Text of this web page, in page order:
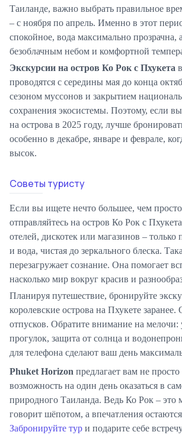
Таиланде, важно выбрать правильное
– с ноября по апрель. Именно в этот
спокойное, вода максимально прозрачна,
безоблачным небом и комфортной
Экскурсии на остров Ко Рок с Пхукета
проводятся с середины мая до конца
сезоном муссонов и закрытием
сохранения экосистемы. Поэтому, если
на острова в 2025 году, лучше
особенно в декабре, январе и феврале,
высок.
Советы туристу
Если вы ищете нечто большее, чем
отправляйтесь на остров Ко Рок с
отелей, дискотек или магазинов –
и вода, чистая до зеркального блеска.
перезагружает сознание. Она помогает
насколько мир вокруг красив и
Планируя путешествие, бронируйте
королевские острова на Пхукете заранее.
отпусков. Обратите внимание на мелочи:
прогулок, защита от солнца и
для телефона сделают ваш день
Phuket Horizon предлагает вам не
возможность на один день оказаться в
природного Таиланда. Ведь Ко Рок – это
говорит шёпотом, а впечатления остаются
Забронируйте тур и подарите себе